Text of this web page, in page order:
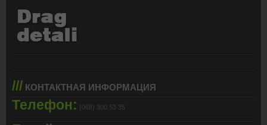
/// КОНТАКТНАЯ ИНФОРМАЦИЯ
Телефон: (068) 300 53 35